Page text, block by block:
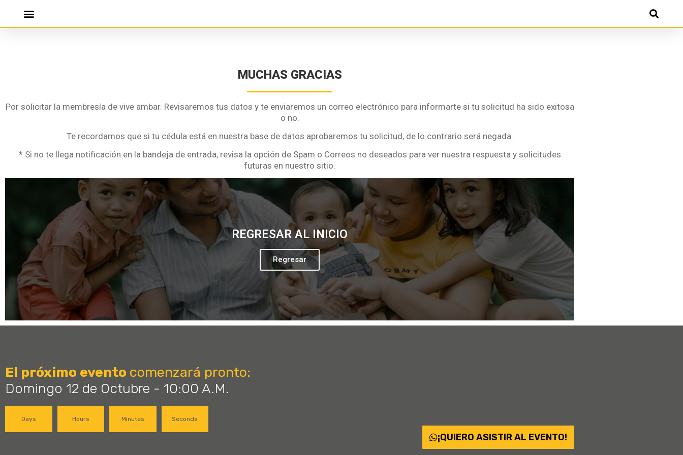
MUCHAS GRACIAS
Por solicitar la membresía de vive ambar. Revisaremos tus datos y te enviaremos un correo electrónico para informarte si tu solicitud ha sido exitosa
o no.
Te recordamos que si tu cédula está en nuestra base de datos aprobaremos tu solicitud, de lo contrario será negada.
* Si no te llega notificación en la bandeja de entrada, revisa la opción de Spam o Correos no deseados para ver nuestra respuesta y solicitudes
futuras en nuestro sitio.
REGRESAR AL INICIO
Regresar
El próximo evento comenzará pronto:
Domingo 12 de Octubre - 10:00 A.M.
Days Hours Minutes Seconds
¡QUIERO ASISTIR AL EVENTO!